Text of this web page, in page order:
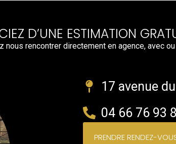
D’UNE ESTIMATION
nous rencontrer directement en agence, avec
17 avenue
04 66 76 93
PRENDRE RENDEZ-